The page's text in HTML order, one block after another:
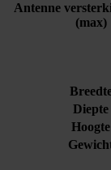
Antenne
(max)
Diepte
Hoogte